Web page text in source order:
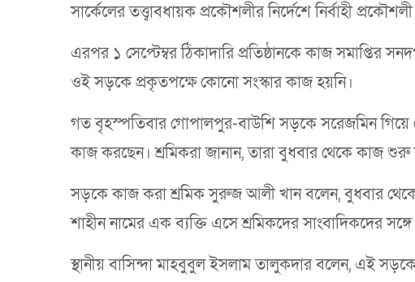
সার্কেলের তত্ত্বাবধায়ক প্রকৌশলীর নির্দেশে নির্বাহী
এরপর ১ সেপ্টেম্বর ঠিকাদারি প্রতিষ্ঠানকে কাজ
ওই সড়কে প্রকৃতপক্ষে কোনো সংস্কার কাজ হয়নি।
গত বৃহস্পতিবার গোপালপুর-বাউশি সড়কে সরেজমিন গিয়ে
কাজ করছেন। শ্রমিকরা জানান, তারা বুধবার থেকে কাজ শুরু
সড়কে কাজ করা শ্রমিক সুরুজ আলী খান বলেন, বুধবার
শাহীন নামের এক ব্যক্তি এসে শ্রমিকদের সাংবাদিকদের
স্থানীয় বাসিন্দা মাহবুবুল ইসলাম তালুকদার বলেন, এই